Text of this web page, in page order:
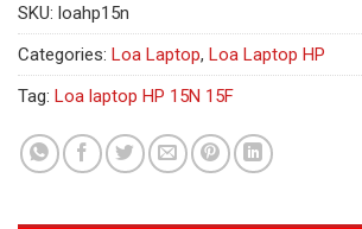
SKU: loahp15n
Categories: Loa Laptop, Loa Laptop HP
Tag: Loa laptop HP 15N 15F